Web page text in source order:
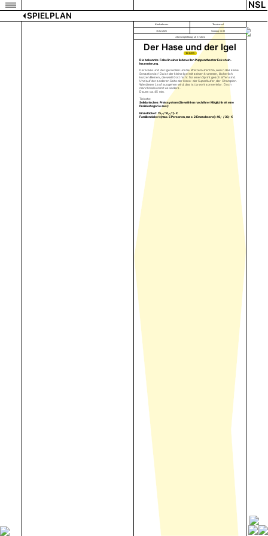
NSL
SPIELPLAN
Kindertheater Theatersaal
16.02.2025 Sonntag 16:30
Altersempfehlung: ab 3 Jahren
Der Hase und der Igel
TICKETS
Die bekannte Fabel in einer liebevollen Puppentheater Eckstein-
Inszenierung.
Der Hase und der Igel wollen um die Wette laufen! Na, wenn das keine
Sensation ist! Da ist der kleine Igel mit seinen krummen, lächerlich
kurzen Beinen, die weiß Gott nicht für einen Sprint geschaffen sind.
Und auf der anderen Seite der Hase: der Superläufer, der Champion.
Wie dieser Lauf ausgehen wird, das ist ja wohl sonnenklar. Doch
manchmal kommt es anders...
Dauer: ca. 45 min.
Tickets:
Solidarisches Preissystem (Sie wählen nach Ihrer Möglichkeit eine
Preiskategorie aus):
Einzelticket: 15,- / 10,- / 7,- €
Familienticket (max. 5 Personen, max. 2 Erwachsene): 40,- / 30,- €